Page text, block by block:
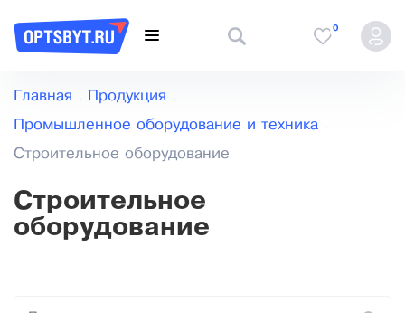
0
Главная Продукция
Промышленное оборудование и техника
Строительное оборудование
Строительное
оборудование